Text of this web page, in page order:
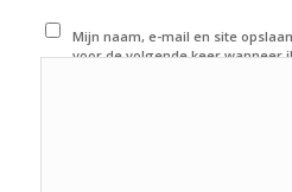
Mijn naam, e-mail en site
voor de volgende keer wanneer